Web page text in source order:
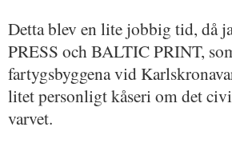
Detta blev en lite jobbig tid, då
PRESS och BALTIC PRINT,
fartygsbyggena vid
litet personligt kåseri om det
varvet.